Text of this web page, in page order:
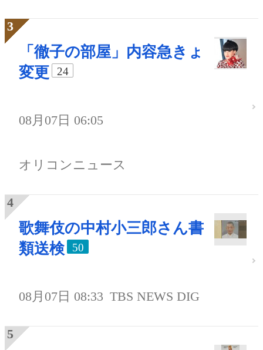
「徹子の部屋」内容急きょ
変更
24
08月07日 06:05
オリコンニュース
歌舞伎の中村小三郎さん書
類送検
50
08月07日 08:33 TBS NEWS DIG